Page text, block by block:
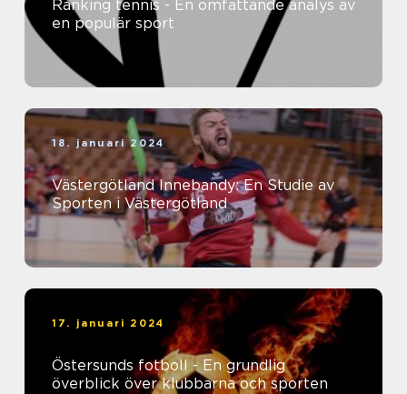
Ranking tennis - En omfattande analys av
en populär sport
18. januari 2024
Västergötland Innebandy: En Studie av
Sporten i Västergötland
17. januari 2024
Östersunds fotboll - En grundlig
överblick över klubbarna och sporten